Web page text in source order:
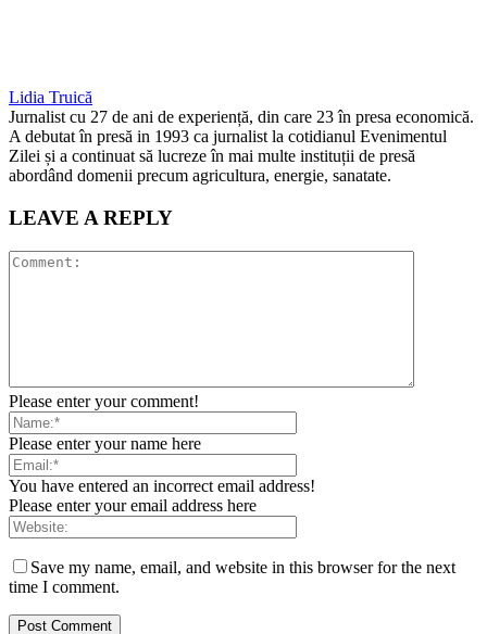
Lidia Truică
Jurnalist cu 27 de ani de experiență, din care 23 în presa economică.
A debutat în presă in 1993 ca jurnalist la cotidianul Evenimentul
Zilei și a continuat să lucreze în mai multe instituții de presă
abordând domenii precum agricultura, energie, sanatate.
LEAVE A REPLY
Please enter your comment!
Please enter your name here
You have entered an incorrect email address!
Please enter your email address here
Save my name, email, and website in this browser for the next
time I comment.